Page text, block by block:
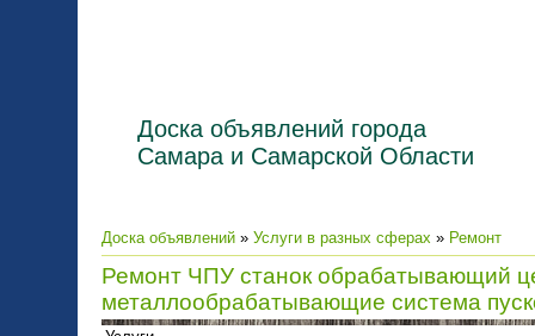
Доска объявлений города
Самара и Самарской Области
Доска объявлений » Услуги в разных сферах » Ремонт
Ремонт ЧПУ станок обрабатывающий
металлообрабатывающие система